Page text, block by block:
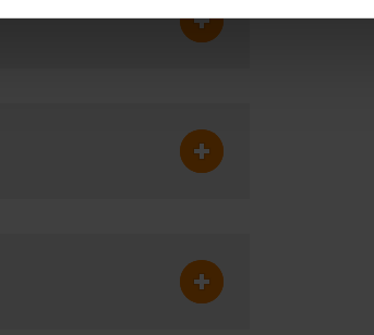
att klicka på Hantera kakor i slutet av
Fäll ut Styrande
Fäll ut Säkerhetsprövning
Fäll ut Utbildning